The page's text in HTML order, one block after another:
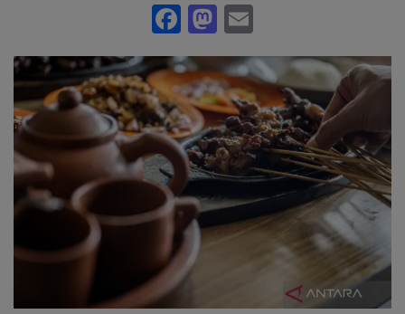
Facebook
Mastodon